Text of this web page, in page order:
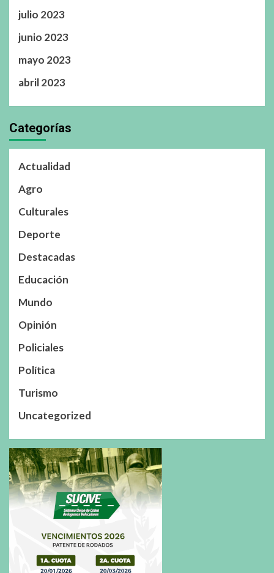
julio 2023
junio 2023
mayo 2023
abril 2023
Categorías
Actualidad
Agro
Culturales
Deporte
Destacadas
Educación
Mundo
Opinión
Policiales
Política
Turismo
Uncategorized